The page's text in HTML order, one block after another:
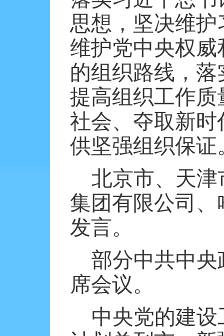
思想，坚决维
维护党中央权
的组织路线，
提高组织工作
社会、夺取新
供坚强组织保证
北京市、天
集团有限公司
发言。
部分中共中
席会议。
中央党的建